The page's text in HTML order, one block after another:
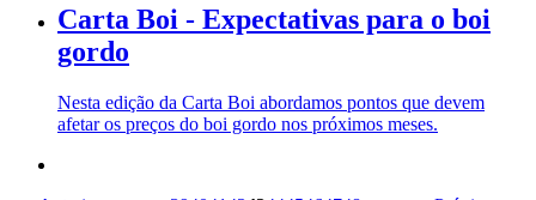
Carta Boi - Expectativas para o boi
gordo
Nesta edição da Carta Boi abordamos pontos que devem
afetar os preços do boi gordo nos próximos meses.